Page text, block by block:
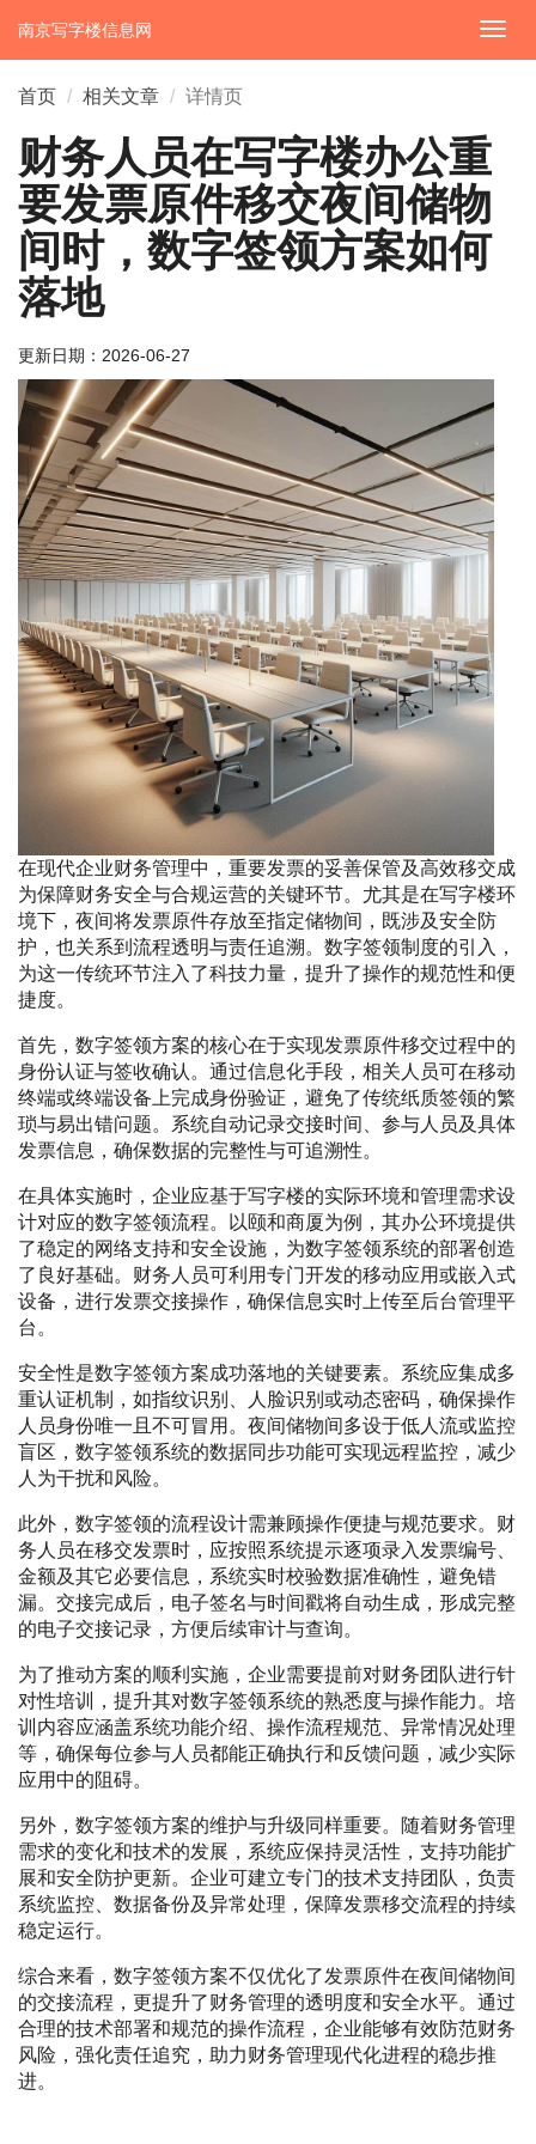
切
换
南京写字楼信息网
首页 相关文章 详情页
财务人员在写字楼办公重
要发票原件移交夜间储物
间时，数字签领方案如何
落地
更新日期： 2026-06-27
在现代企业财务管理中，重要发票的妥善保管及高效移交成
为保障财务安全与合规运营的关键环节。尤其是在写字楼环
境下，夜间将发票原件存放至指定储物间，既涉及安全防
护，也关系到流程透明与责任追溯。数字签领制度的引入，
为这一传统环节注入了科技力量，提升了操作的规范性和便
捷度。
首先，数字签领方案的核心在于实现发票原件移交过程中的
身份认证与签收确认。通过信息化手段，相关人员可在移动
终端或终端设备上完成身份验证，避免了传统纸质签领的繁
琐与易出错问题。系统自动记录交接时间、参与人员及具体
发票信息，确保数据的完整性与可追溯性。
在具体实施时，企业应基于写字楼的实际环境和管理需求设
计对应的数字签领流程。以颐和商厦为例，其办公环境提供
了稳定的网络支持和安全设施，为数字签领系统的部署创造
了良好基础。财务人员可利用专门开发的移动应用或嵌入式
设备，进行发票交接操作，确保信息实时上传至后台管理平
台。
安全性是数字签领方案成功落地的关键要素。系统应集成多
重认证机制，如指纹识别、人脸识别或动态密码，确保操作
人员身份唯一且不可冒用。夜间储物间多设于低人流或监控
盲区，数字签领系统的数据同步功能可实现远程监控，减少
人为干扰和风险。
此外，数字签领的流程设计需兼顾操作便捷与规范要求。财
务人员在移交发票时，应按照系统提示逐项录入发票编号、
金额及其它必要信息，系统实时校验数据准确性，避免错
漏。交接完成后，电子签名与时间戳将自动生成，形成完整
的电子交接记录，方便后续审计与查询。
为了推动方案的顺利实施，企业需要提前对财务团队进行针
对性培训，提升其对数字签领系统的熟悉度与操作能力。培
训内容应涵盖系统功能介绍、操作流程规范、异常情况处理
等，确保每位参与人员都能正确执行和反馈问题，减少实际
应用中的阻碍。
另外，数字签领方案的维护与升级同样重要。随着财务管理
需求的变化和技术的发展，系统应保持灵活性，支持功能扩
展和安全防护更新。企业可建立专门的技术支持团队，负责
系统监控、数据备份及异常处理，保障发票移交流程的持续
稳定运行。
综合来看，数字签领方案不仅优化了发票原件在夜间储物间
的交接流程，更提升了财务管理的透明度和安全水平。通过
合理的技术部署和规范的操作流程，企业能够有效防范财务
风险，强化责任追究，助力财务管理现代化进程的稳步推
进。